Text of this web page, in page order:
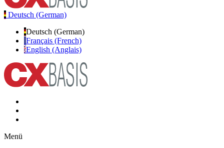
Deutsch (German)
Deutsch (German)
Français (French)
English (Anglais)
Menü